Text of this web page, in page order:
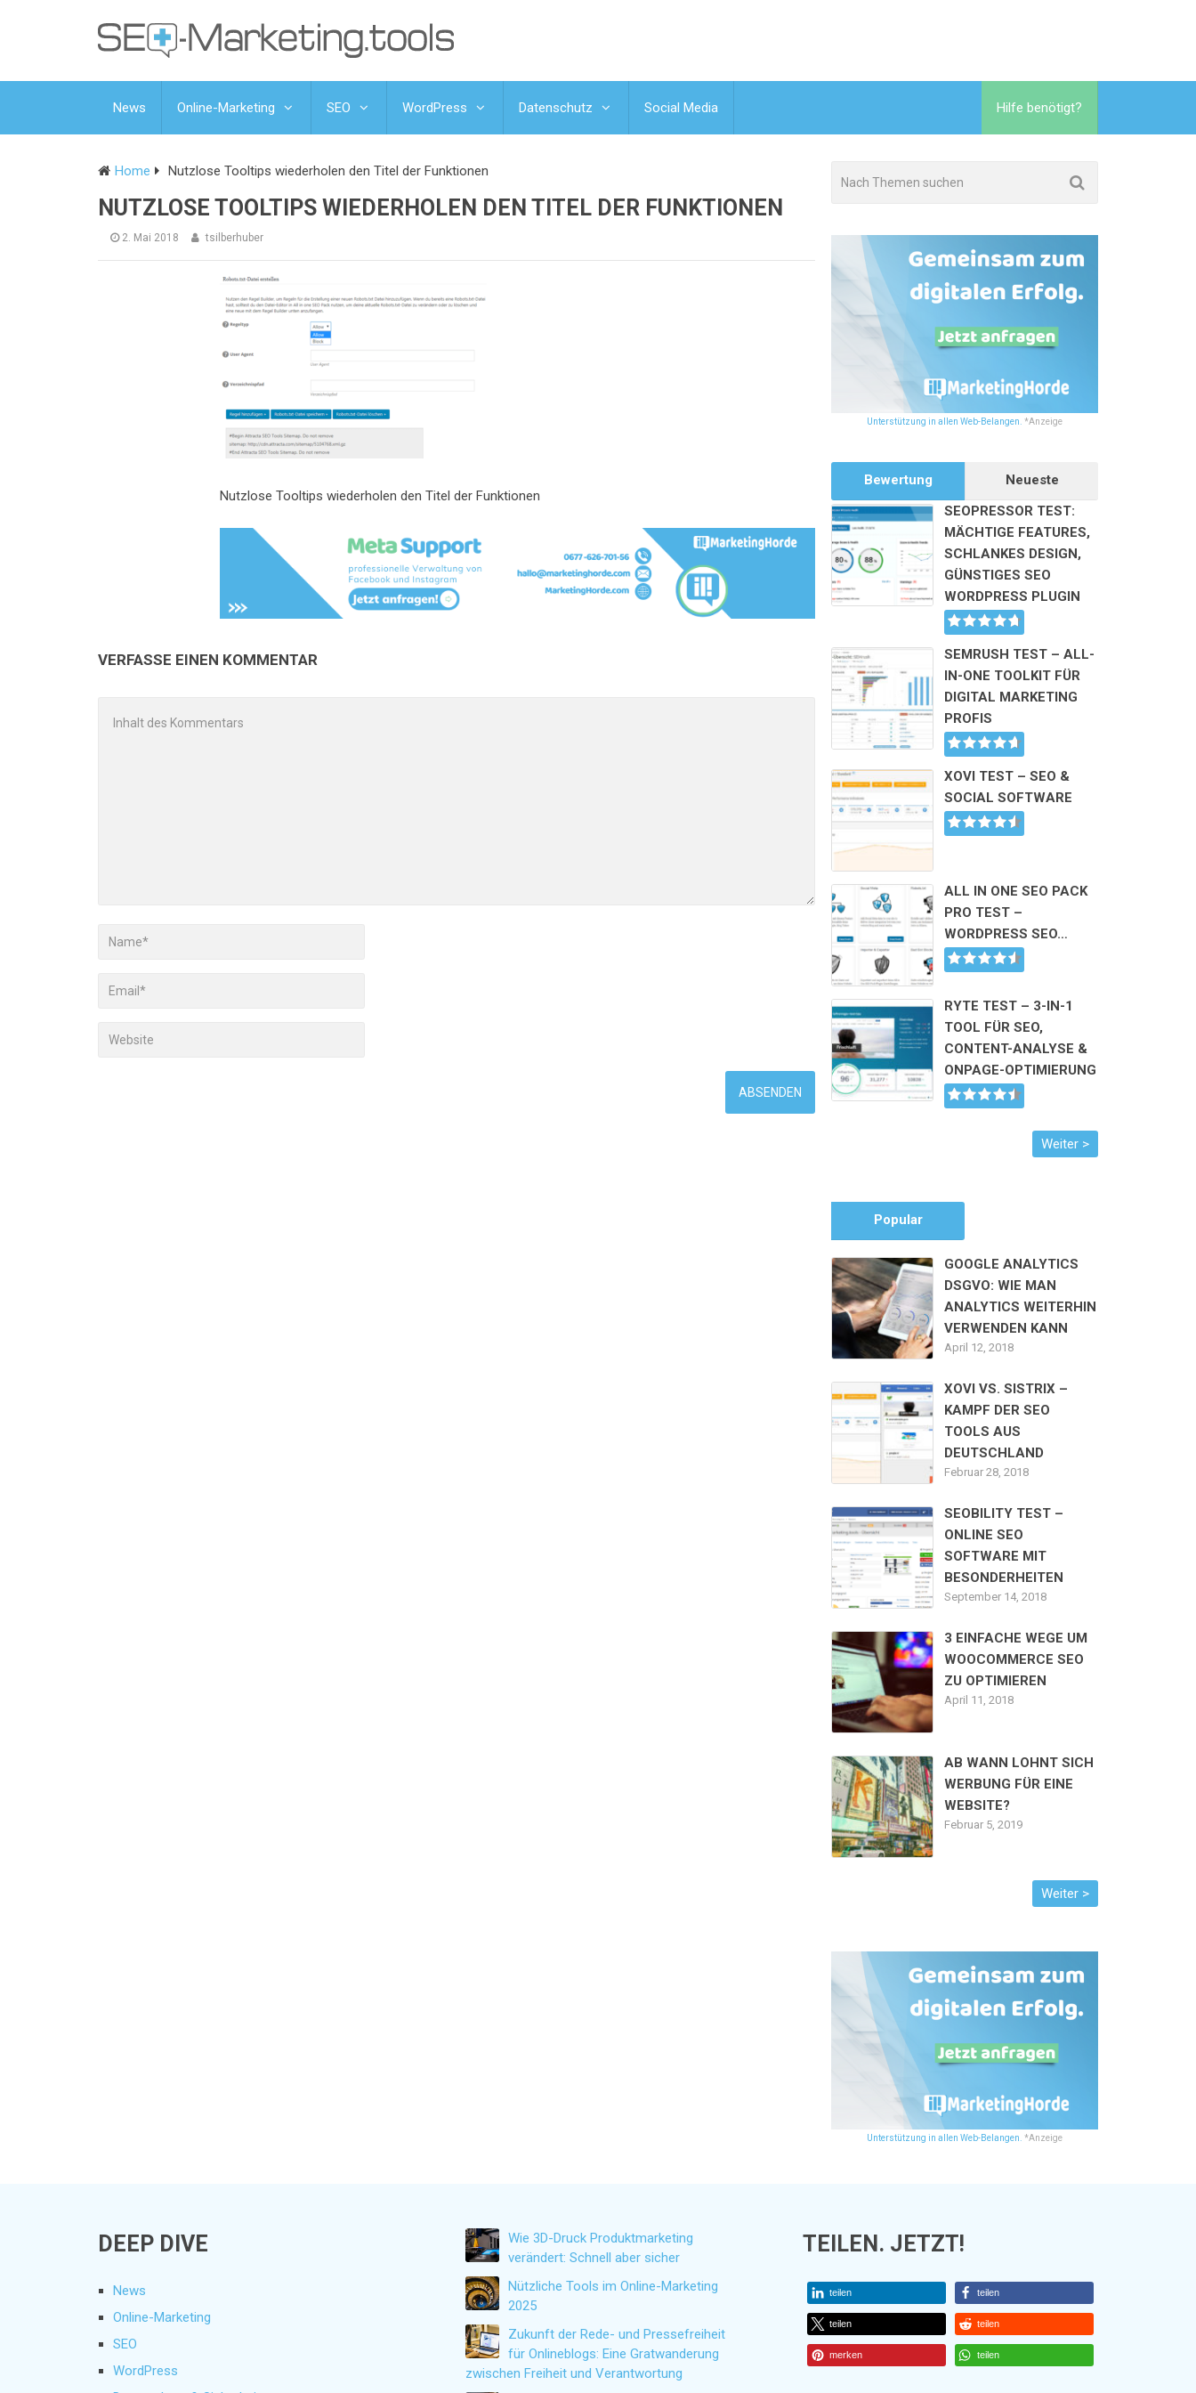
News Online-Marketing SEO WordPress Datenschutz Social Media Hilfe benötigt?
Home Nutzlose Tooltips wiederholen den Titel der Funktionen
NUTZLOSE TOOLTIPS WIEDERHOLEN DEN TITEL DER FUNKTIONEN
2. Mai 2018 tsilberhuber
Nutzlose Tooltips wiederholen den Titel der Funktionen
VERFASSE EINEN KOMMENTAR
Alternative:
Unterstützung in allen Web-Belangen. *Anzeige
Bewertung
Neueste
SEOPRESSOR TEST:
MÄCHTIGE FEATURES,
SCHLANKES DESIGN,
GÜNSTIGES SEO
WORDPRESS PLUGIN
SEMRUSH TEST – ALL-
IN-ONE TOOLKIT FÜR
DIGITAL MARKETING
PROFIS
XOVI TEST – SEO &
SOCIAL SOFTWARE
ALL IN ONE SEO PACK
PRO TEST –
WORDPRESS SEO…
RYTE TEST – 3-IN-1
TOOL FÜR SEO,
CONTENT-ANALYSE &
ONPAGE-OPTIMIERUNG
Popular
GOOGLE ANALYTICS
DSGVO: WIE MAN
ANALYTICS WEITERHIN
VERWENDEN KANN
April 12, 2018
XOVI VS. SISTRIX –
KAMPF DER SEO
TOOLS AUS
DEUTSCHLAND
Februar 28, 2018
SEOBILITY TEST –
ONLINE SEO
SOFTWARE MIT
BESONDERHEITEN
September 14, 2018
3 EINFACHE WEGE UM
WOOCOMMERCE SEO
ZU OPTIMIEREN
April 11, 2018
AB WANN LOHNT SICH
WERBUNG FÜR EINE
WEBSITE?
Februar 5, 2019
Unterstützung in allen Web-Belangen. *Anzeige
DEEP DIVE
News
Online-Marketing
SEO
WordPress
Wie 3D-Druck Produktmarketing
verändert: Schnell aber sicher
Nützliche Tools im Online-Marketing
2025
Zukunft der Rede- und Pressefreiheit
für Onlineblogs: Eine Gratwanderung
zwischen Freiheit und Verantwortung
TEILEN. JETZT!
teilen teilen
teilen teilen
merken teilen